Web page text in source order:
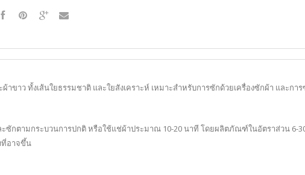
าว ทั้งเส้นใยธรรมชาติ และใยสังเคราะห์ เหมาะสำหรับการซักด้วยเครื่องซักผ้า และกา
กตามกระบวนการปกติ หรือใช้แช่ผ้าประมาณ 10-20 นาที โดยผลิตภัณฑ์ในอัตราส่วน 6-
ที่อาจขึ้น